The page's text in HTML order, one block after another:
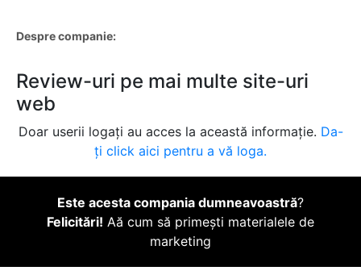
Despre companie:
Review-uri pe mai multe site-uri
web
Doar userii logați au acces la această informație. Da-
ți click aici pentru a vă loga.
Este acesta compania dumneavoastră?
Felicitări! Aă cum să primești materialele de
marketing